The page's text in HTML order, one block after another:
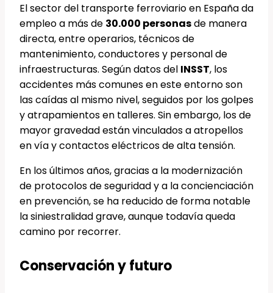
El sector del transporte ferroviario en España da
empleo a más de 30.000 personasde manera
directa, entre operarios, técnicos de
mantenimiento, conductores y personal de
infraestructuras. Según datos del INSST, los
accidentes más comunes en este entorno son
las caídas al mismo nivel, seguidos por los golpes
y atrapamientos en talleres. Sin embargo, los de
mayor gravedad están vinculados a atropellos
en vía y contactos eléctricos de alta tensión.
En los últimos años, gracias a la modernización
de protocolos de seguridad y a la concienciación
en prevención, se ha reducido de forma notable
la siniestralidad grave, aunque todavía queda
camino por recorrer.
Conservación y futuro